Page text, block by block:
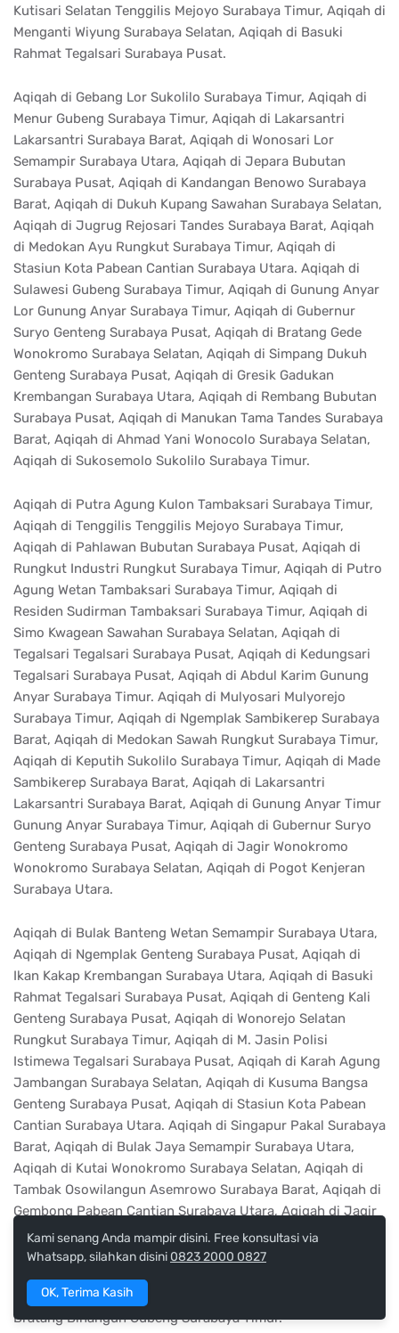
Kutisari Selatan Tenggilis Mejoyo Surabaya Timur, Aqiqah di
Menganti Wiyung Surabaya Selatan, Aqiqah di Basuki
Rahmat Tegalsari Surabaya Pusat.
Aqiqah di Gebang Lor Sukolilo Surabaya Timur, Aqiqah di
Menur Gubeng Surabaya Timur, Aqiqah di Lakarsantri
Lakarsantri Surabaya Barat, Aqiqah di Wonosari Lor
Semampir Surabaya Utara, Aqiqah di Jepara Bubutan
Surabaya Pusat, Aqiqah di Kandangan Benowo Surabaya
Barat, Aqiqah di Dukuh Kupang Sawahan Surabaya Selatan,
Aqiqah di Jugrug Rejosari Tandes Surabaya Barat, Aqiqah
di Medokan Ayu Rungkut Surabaya Timur, Aqiqah di
Stasiun Kota Pabean Cantian Surabaya Utara. Aqiqah di
Sulawesi Gubeng Surabaya Timur, Aqiqah di Gunung Anyar
Lor Gunung Anyar Surabaya Timur, Aqiqah di Gubernur
Suryo Genteng Surabaya Pusat, Aqiqah di Bratang Gede
Wonokromo Surabaya Selatan, Aqiqah di Simpang Dukuh
Genteng Surabaya Pusat, Aqiqah di Gresik Gadukan
Krembangan Surabaya Utara, Aqiqah di Rembang Bubutan
Surabaya Pusat, Aqiqah di Manukan Tama Tandes Surabaya
Barat, Aqiqah di Ahmad Yani Wonocolo Surabaya Selatan,
Aqiqah di Sukosemolo Sukolilo Surabaya Timur.
Aqiqah di Putra Agung Kulon Tambaksari Surabaya Timur,
Aqiqah di Tenggilis Tenggilis Mejoyo Surabaya Timur,
Aqiqah di Pahlawan Bubutan Surabaya Pusat, Aqiqah di
Rungkut Industri Rungkut Surabaya Timur, Aqiqah di Putro
Agung Wetan Tambaksari Surabaya Timur, Aqiqah di
Residen Sudirman Tambaksari Surabaya Timur, Aqiqah di
Simo Kwagean Sawahan Surabaya Selatan, Aqiqah di
Tegalsari Tegalsari Surabaya Pusat, Aqiqah di Kedungsari
Tegalsari Surabaya Pusat, Aqiqah di Abdul Karim Gunung
Anyar Surabaya Timur. Aqiqah di Mulyosari Mulyorejo
Surabaya Timur, Aqiqah di Ngemplak Sambikerep Surabaya
Barat, Aqiqah di Medokan Sawah Rungkut Surabaya Timur,
Aqiqah di Keputih Sukolilo Surabaya Timur, Aqiqah di Made
Sambikerep Surabaya Barat, Aqiqah di Lakarsantri
Lakarsantri Surabaya Barat, Aqiqah di Gunung Anyar Timur
Gunung Anyar Surabaya Timur, Aqiqah di Gubernur Suryo
Genteng Surabaya Pusat, Aqiqah di Jagir Wonokromo
Wonokromo Surabaya Selatan, Aqiqah di Pogot Kenjeran
Surabaya Utara.
Aqiqah di Bulak Banteng Wetan Semampir Surabaya Utara,
Aqiqah di Ngemplak Genteng Surabaya Pusat, Aqiqah di
Ikan Kakap Krembangan Surabaya Utara, Aqiqah di Basuki
Rahmat Tegalsari Surabaya Pusat, Aqiqah di Genteng Kali
Genteng Surabaya Pusat, Aqiqah di Wonorejo Selatan
Rungkut Surabaya Timur, Aqiqah di M. Jasin Polisi
Istimewa Tegalsari Surabaya Pusat, Aqiqah di Karah Agung
Jambangan Surabaya Selatan, Aqiqah di Kusuma Bangsa
Genteng Surabaya Pusat, Aqiqah di Stasiun Kota Pabean
Cantian Surabaya Utara. Aqiqah di Singapur Pakal Surabaya
Barat, Aqiqah di Bulak Jaya Semampir Surabaya Utara,
Aqiqah di Kutai Wonokromo Surabaya Selatan, Aqiqah di
Tambak Osowilangun Asemrowo Surabaya Barat, Aqiqah di
Gembong Pabean Cantian Surabaya Utara, Aqiqah di Jagir
Wonokromo Wonokromo Surabaya Selatan, Aqiqah di
Kayoon Kayun Genteng Surabaya Pusat, Aqiqah di Gunung
Medokan Semampir Sukolilo Surabaya Timur, Aqiqah di
Bratang Binangun Gubeng Surabaya Timur.
Kami senang Anda mampir disini. Free konsultasi via
Whatsapp, silahkan disini 0823 2000 0827
OK, Terima Kasih